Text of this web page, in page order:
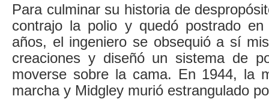
Para culminar su historia de
contrajo la polio y quedó postrado
años, el ingeniero se obsequió a sí
creaciones y diseñó un sistema de
moverse sobre la cama. En 1944, la
marcha y Midgley murió estrangulado